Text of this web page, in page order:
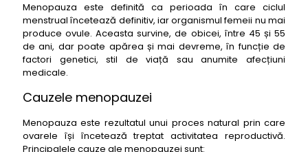
Menopauza este definită ca perioada în care ciclul
menstrual încetează definitiv, iar organismul femeii nu mai
produce ovule. Aceasta survine, de obicei, între 45 și 55
de ani, dar poate apărea și mai devreme, în funcție de
factori genetici, stil de viață sau anumite afecțiuni
medicale.
Cauzele menopauzei
Menopauza este rezultatul unui proces natural prin care
ovarele își încetează treptat activitatea reproductivă.
Principalele cauze ale menopauzei sunt: